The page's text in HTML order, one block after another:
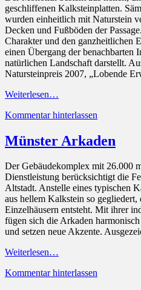
geschliffenen Kalksteinplatten.
wurden einheitlich mit Naturstein
Decken und Fußböden der
Charakter und den ganzheitlichen
einen Übergang der benachbarten
natürlichen Landschaft darstellt.
Natursteinpreis 2007, „Lobende
Weiterlesen…
Kommentar hinterlassen
Münster Arkaden
Der Gebäudekomplex mit 26.000
Dienstleistung berücksichtigt die
Altstadt. Anstelle eines typischen
aus hellem Kalkstein so gegliedert,
Einzelhäusern entsteht. Mit ihrer
fügen sich die Arkaden
und setzen neue Akzente.
Weiterlesen…
Kommentar hinterlassen